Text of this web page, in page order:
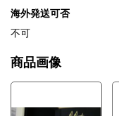
海外発送可否
不可
商品画像